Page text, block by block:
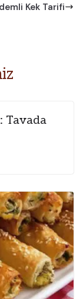
Kek Tarifi
Tavada